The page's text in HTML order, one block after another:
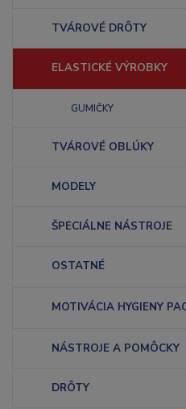
TVÁROVÉ DRÔTY
ELASTICKÉ VÝROBKY
GUMIČKY
TVÁROVÉ OBLÚKY
MODELY
ŠPECIÁLNE NÁSTROJE
OSTATNÉ
MOTIVÁCIA HYGIENY
NÁSTROJE A POMÔCKY
DRÔTY